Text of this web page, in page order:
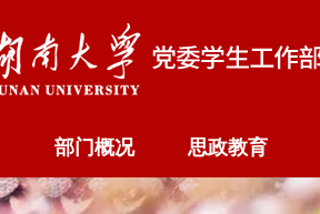
部门概况 思政教育